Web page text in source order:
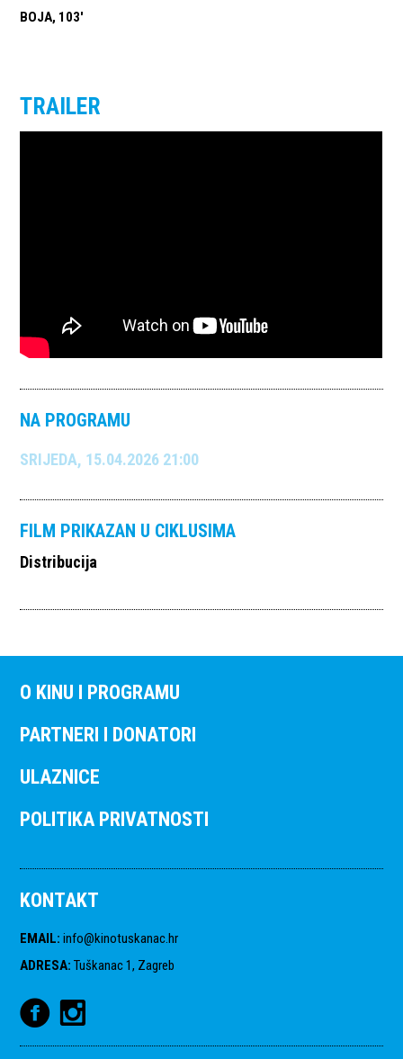
BOJA, 103'
TRAILER
NA PROGRAMU
SRIJEDA, 15.04.2026 21:00
FILM PRIKAZAN U CIKLUSIMA
Distribucija
O KINU I PROGRAMU
PARTNERI I DONATORI
ULAZNICE
POLITIKA PRIVATNOSTI
KONTAKT
EMAIL: info@kinotuskanac.hr
ADRESA: Tuškanac 1, Zagreb